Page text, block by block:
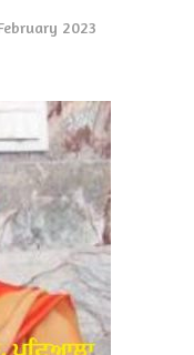
2023